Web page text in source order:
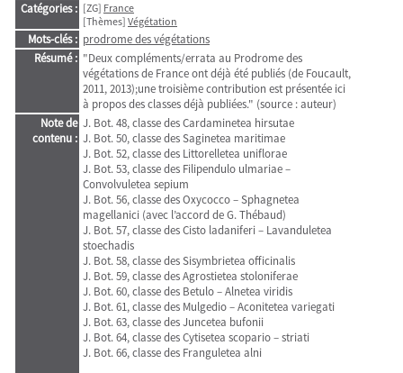
Catégories : [ZG] France
[Thèmes] Végétation
Mots-clés : prodrome des végétations
Résumé : "Deux compléments/errata au Prodrome des
végétations de France ont déjà été publiés (de Foucault,
2011, 2013);une troisième contribution est présentée ici
à propos des classes déjà publiées." (source : auteur)
Note de
contenu :
J. Bot. 48, classe des Cardaminetea hirsutae
J. Bot. 50, classe des Saginetea maritimae
J. Bot. 52, classe des Littorelletea uniflorae
J. Bot. 53, classe des Filipendulo ulmariae –
Convolvuletea sepium
J. Bot. 56, classe des Oxycocco – Sphagnetea
magellanici (avec l’accord de G. Thébaud)
J. Bot. 57, classe des Cisto ladaniferi – Lavanduletea
stoechadis
J. Bot. 58, classe des Sisymbrietea officinalis
J. Bot. 59, classe des Agrostietea stoloniferae
J. Bot. 60, classe des Betulo – Alnetea viridis
J. Bot. 61, classe des Mulgedio – Aconitetea variegati
J. Bot. 63, classe des Juncetea bufonii
J. Bot. 64, classe des Cytisetea scopario – striati
J. Bot. 66, classe des Franguletea alni